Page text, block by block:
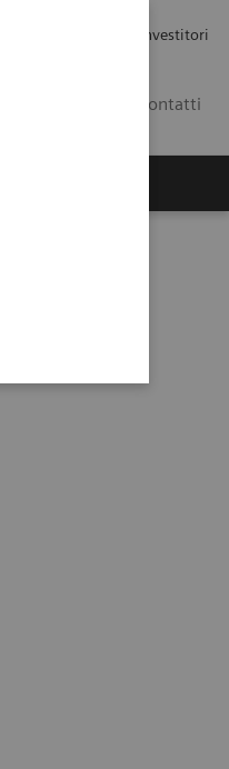
Relazioni con gli investitori
Contatti